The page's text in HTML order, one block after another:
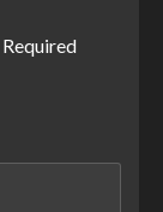
Required